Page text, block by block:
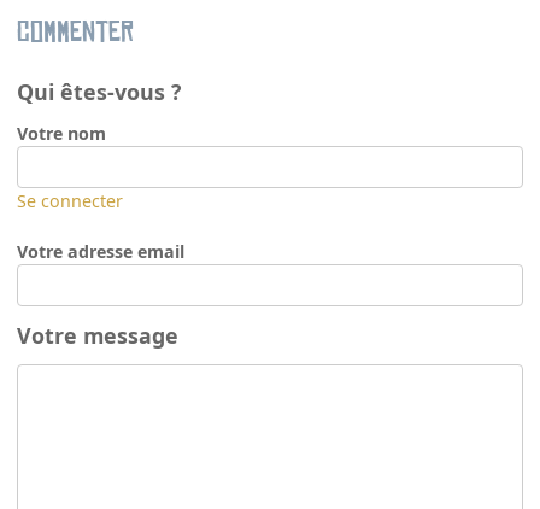
Commenter
Qui êtes-vous ?
Votre nom
Se connecter
Votre adresse email
Votre message